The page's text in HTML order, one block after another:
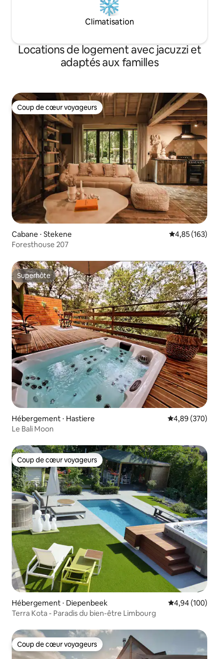
Climatisation
Locations de logement avec jacuzzi et
adaptés aux familles
Coup de cœur voyageurs
Coup de cœur voyageurs
Cabane ⋅ Stekene Évaluation
4,85 (163)
Foresthouse 207
Superhôte
Superhôte
Hébergement ⋅ Hastiere Évaluation
4,89 (370)
Le Bali Moon
Coup de cœur voyageurs
Coup de cœur voyageurs
Hébergement ⋅ Diepenbeek Évaluation
4,94 (100)
Terra Kota - Paradis du bien-être Limbourg
Coup de cœur voyageurs
Coup de cœur voyageurs